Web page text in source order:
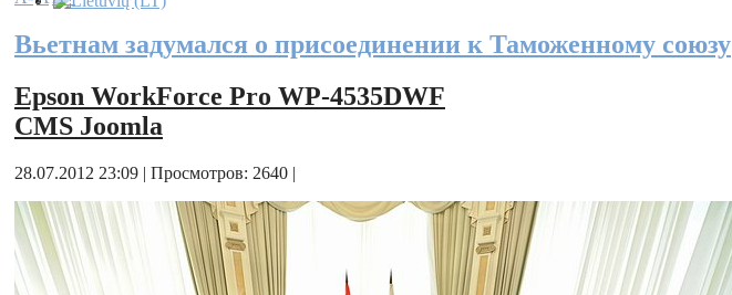
Вьетнам задумался о присоединении к Таможенному союзу
Epson WorkForce Pro WP-4535DWF
CMS Joomla
28.07.2012 23:09 | Просмотров: 2640 |